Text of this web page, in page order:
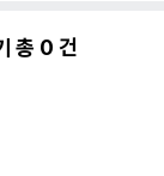
총 0 건